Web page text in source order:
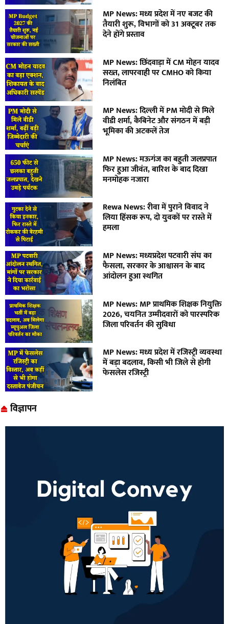
MP News: मध्य प्रदेश में नए बजट की
तैयारी शुरू, विभागों को 31 अक्टूबर तक
देने होंगे प्रस्ताव
MP News: छिंदवाड़ा में CM मोहन यादव
सख्त, लापरवाही पर CMHO को किया
निलंबित
MP News: दिल्ली में PM मोदी से मिले
वीडी शर्मा, कैबिनेट और संगठन में बड़ी
भूमिका की अटकलें तेज
MP News: मऊगंज का बहुती जलप्रपात
फिर हुआ जीवंत, बारिश के बाद दिखा
मनमोहक नजारा
Rewa News: रीवा में पुराने विवाद ने
लिया हिंसक रूप, दो युवकों पर रास्ते में
हमला
MP News: मध्यप्रदेश पटवारी संघ का
फैसला, सरकार के आश्वासन के बाद
आंदोलन हुआ स्थगित
MP News: MP प्राथमिक शिक्षक नियुक्ति
2026, चयनित उम्मीदवारों को पारस्परिक
जिला परिवर्तन की सुविधा
MP News: मध्य प्रदेश में रजिस्ट्री व्यवस्था
में बड़ा बदलाव, किसी भी जिले से होगी
फेसलेस रजिस्ट्री
विज्ञापन